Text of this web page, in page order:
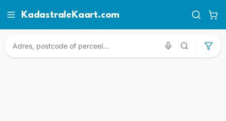
KadastraleKaart.com